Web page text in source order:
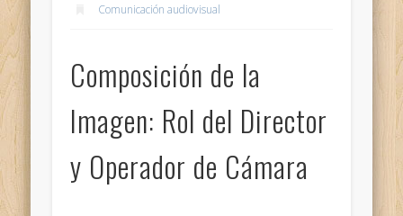
Comunicación audiovisual
Composición de la
Imagen: Rol del Director
y Operador de Cámara